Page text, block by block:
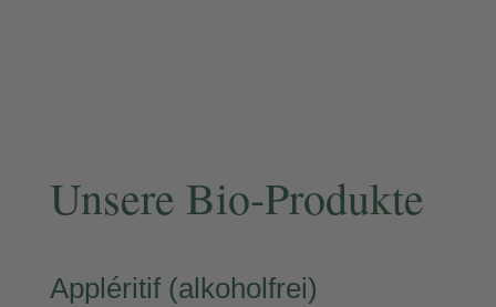
Unsere Bio-Produkte
Appléritif (alkoholfrei)